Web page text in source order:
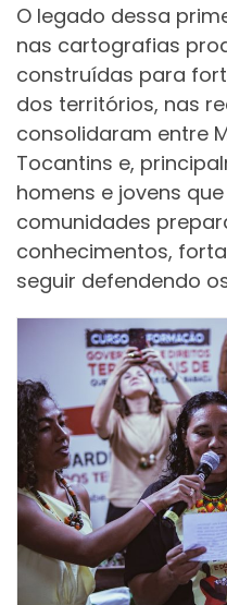
O legado dessa
nas cartografias
construídas para
dos territórios, nas
consolidaram entre
Tocantins e,
homens e jovens
comunidades
conhecimentos,
seguir defendendo